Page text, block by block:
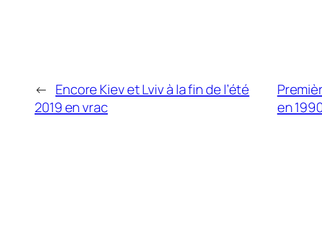
← Encore Kiev et Lviv à la fin de l’été
2019 en vrac
en